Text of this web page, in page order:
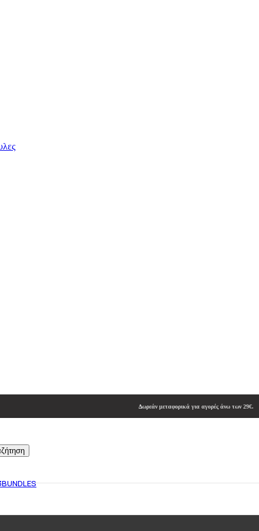
Δωρεάν μεταφορικά για αγορές άνω των 29€.
BUNDLES